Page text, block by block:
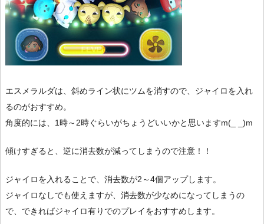
エスメラルダは、斜めライン状にツムを消すので、ジャイロを入れ
るのがおすすめ。
角度的には、1時～2時ぐらいがちょうどいいかと思いますm(_ _)m
傾けすぎると、逆に消去数が減ってしまうので注意！！
ジャイロを入れることで、消去数が2～4個アップします。
ジャイロなしでも使えますが、消去数が少なめになってしまうの
で、できればジャイロ有りでのプレイをおすすめします。